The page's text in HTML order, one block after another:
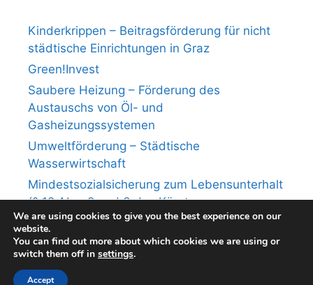
Kinderkrippen – Beitragsförderung für nicht
städtische Einrichtungen in Graz
Green!Invest
Saubere Heizung – Förderung des
Austauschs von Öl- und
Gasheizungssystemen
Umweltförderung – Städtische
Wasserwirtschaft
Mindestsozialsicherung zum Lebensunterhalt
(§ 12 Abs. 2 und 3 des Kärntner
Mindestsicherungsgesetzes)
© 2026 deri.at
We are using cookies to give you the best experience on our
website.
You can find out more about which cookies we are using or
switch them off in settings.
Accept